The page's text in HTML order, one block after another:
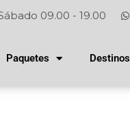
09.00 - 19.00
Paquetes Destinos